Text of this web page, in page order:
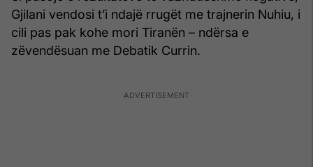
Gjilani vendosi t’i ndajë rrugët me trajnerin Nuhiu, i
cili pas pak kohe mori Tiranën – ndërsa e
zëvendësuan me Debatik Currin.